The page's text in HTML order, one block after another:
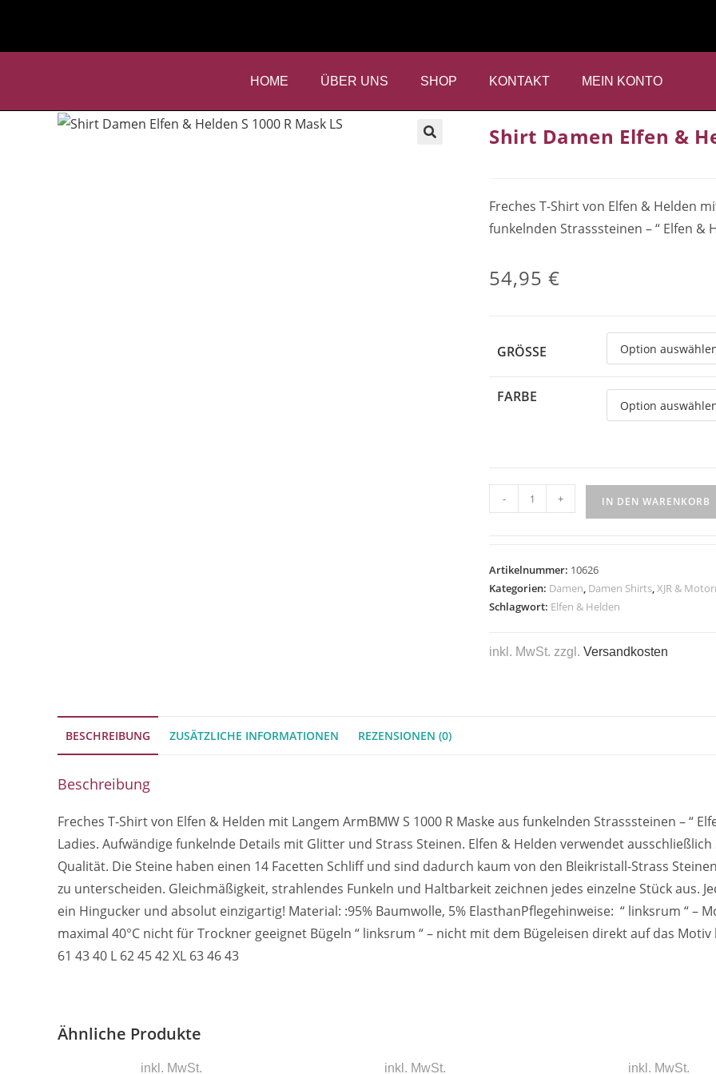
HOME ÜBER UNS SHOP KONTAKT MEIN KONTO
Shirt Damen Elfen &
Freches T-Shirt von Elfen & Helden
funkelnden Strasssteinen – “ Elfen &
54,95 €
GRÖSSE
FARBE
- + IN DEN WARENKORB
Artikelnummer: 10626
Kategorien: Damen, Damen Shirts,XJR &
Schlagwort: Elfen & Helden
inkl. MwSt. zzgl. Versandkosten
BESCHREIBUNG ZUSÄTZLICHE INFORMATIONEN REZENSIONEN (0)
Beschreibung
Freches T-Shirt von Elfen & Helden mit Langem ArmBMW S 1000 R Maske aus funkelnden Strasssteinen – “
Ladies. Aufwändige funkelnde Details mit Glitter und Strass Steinen. Elfen & Helden verwendet
Qualität. Die Steine haben einen 14 Facetten Schliff und sind dadurch kaum von den Bleikristall-Strass
zu unterscheiden. Gleichmäßigkeit, strahlendes Funkeln und Haltbarkeit zeichnen jedes einzelne Stück aus.
ein Hingucker und absolut einzigartig! Material: :95% Baumwolle, 5% ElasthanPflegehinweise: “ linksrum “ –
maximal 40°C nicht für Trockner geeignet Bügeln “ linksrum “ – nicht mit dem Bügeleisen direkt auf das
61 43 40 L 62 45 42 XL 63 46 43
Ähnliche Produkte
inkl. MwSt. inkl. MwSt. inkl. MwSt.
KUNDENSERVICE
Registrieren
Mein Konto
Impressum
BEZAHLARTEN
Vorauskasse
VERSANDKOSTEN
​Innerhalb Deutschland
wir für 5,90€ inkl.
Ab einem Bestellwert